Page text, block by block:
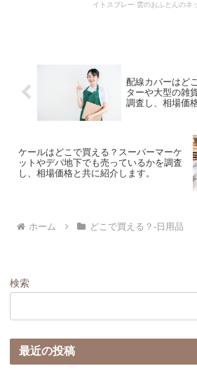
イトスプレー 雲のおふとんのネ
配線カバーはど
ターや大型の雑
調査し、相場価
ケールはどこで買える？スーパーマーケ
ットやデパ地下でも売っているかを調査
し、相場価格と共に紹介します。
ホーム どこで買える？-日用品
検索
最近の投稿